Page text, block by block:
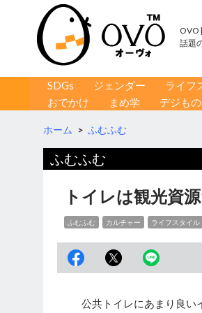
OVO
話題
コンテンツへ移動
SDGs ジェンダー ライフ
おでかけ
まめ学 デジもの
ホーム > ふむふむ
ふむふむ
トイレは観光資
ふむふむ カルチャー ライフスタイル
公共トイレにあまり良い